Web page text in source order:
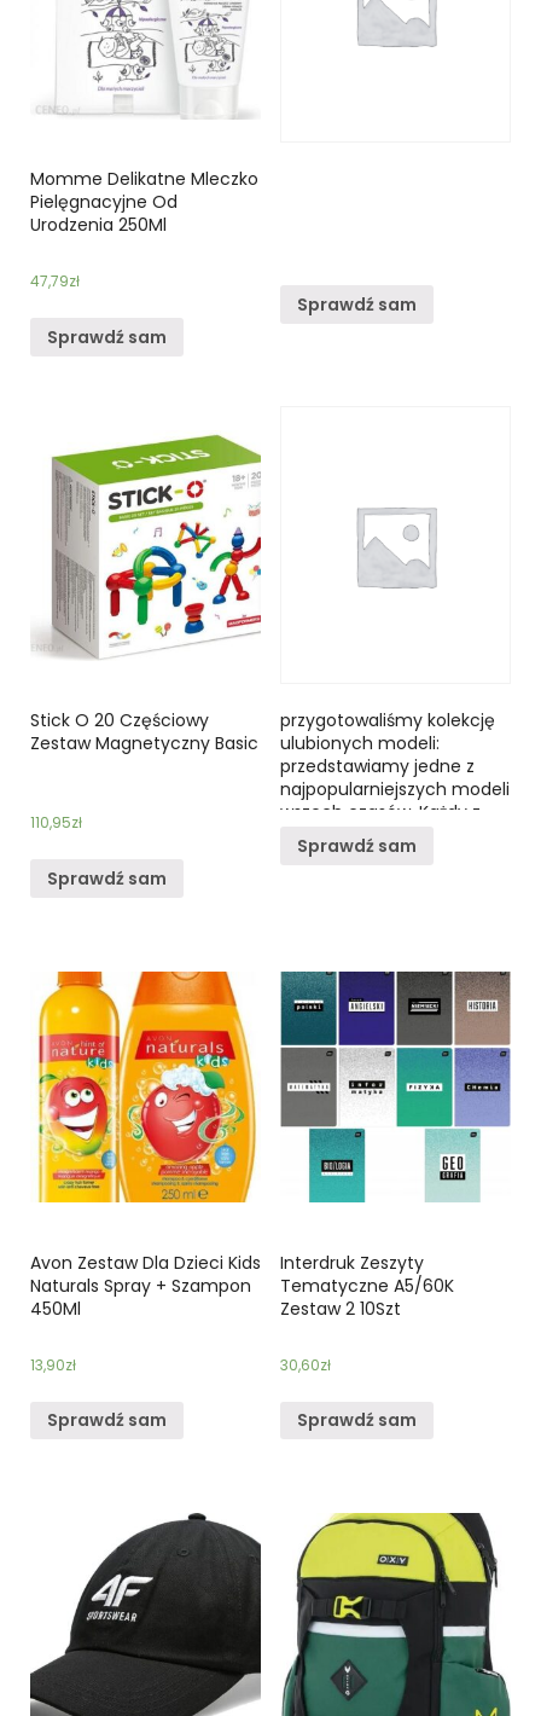
Momme Delikatne Mleczko
Pielęgnacyjne Od
Urodzenia 250Ml
47,79zł
Sprawdź sam
Sprawdź sam
Stick O 20 Częściowy
Zestaw Magnetyczny Basic
110,95zł
Sprawdź sam
przygotowaliśmy kolekcję
ulubionych modeli:
przedstawiamy jedne z
najpopularniejszych modeli
wszech czasów. Każdy z
pojazdów osiągnął kultowy
status wśród
Sprawdź sam
Avon Zestaw Dla Dzieci Kids
Naturals Spray + Szampon
450Ml
13,90zł
Sprawdź sam
Interdruk Zeszyty
Tematyczne A5/60K
Zestaw 2 10Szt
30,60zł
Sprawdź sam